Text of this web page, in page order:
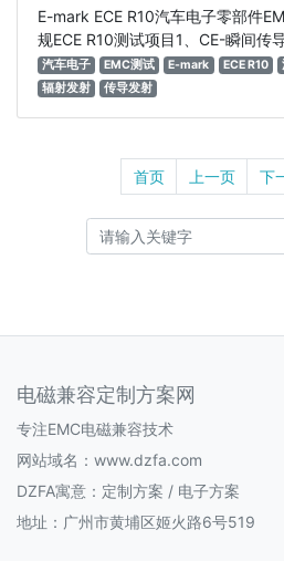
E-mark ECE R10汽车电子零部件
规ECE R10测试项目1、CE-瞬间传
汽车电子 EMC测试 E-mark ECE R10
辐射发射
传导发射
首页 上一页 下
电磁兼容定制方案网
专注EMC电磁兼容技术
网站域名：www.dzfa.com
DZFA寓意：定制方案 / 电子方案
地址：广州市黄埔区姬火路6号519